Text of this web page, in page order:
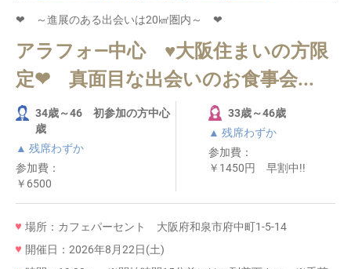
❤ ～進展のある出会いは20㎢圏内～ ❤
アラフォ―中心 ♥大阪住まいの方限
定❤ 真面目な出会いのお食事会...
34歳～46 初参加の方中心
歳
▲ 残席わずか
参加費：
￥6500
33歳～46歳
▲ 残席わずか
参加費：
￥1450円 早割中!!
場所：カフェパーセント 大阪府和泉市府中町1-5-14
開催日：2026年8月22日(土)